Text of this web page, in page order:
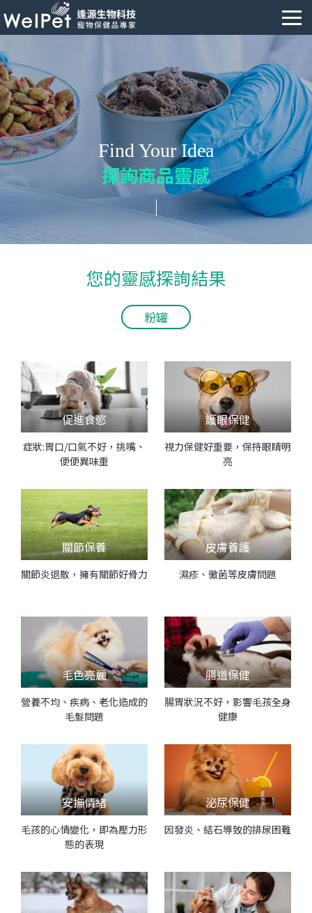
Find Your Idea
探詢商品靈感
您的靈感探詢結果
粉罐
促進食慾
症狀:胃口/口氣不好，挑嘴、
便便異味重
護眼保健
視力保健好重要，保持眼睛明
亮
關節保養
關節炎退散，擁有關節好骨力
皮膚養護
濕疹、黴菌等皮膚問題
毛色亮麗
營養不均、疾病、老化造成的
毛髮問題
腸道保健
腸胃狀況不好，影響毛孩全身
健康
安撫情緒
毛孩的心情變化，即為壓力形
態的表現
泌尿保健
因發炎、結石導致的排尿困難